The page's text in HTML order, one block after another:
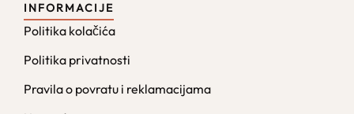
INFORMACIJE
Politika kolačića
Politika privatnosti
Pravila o povratu i reklamacijama